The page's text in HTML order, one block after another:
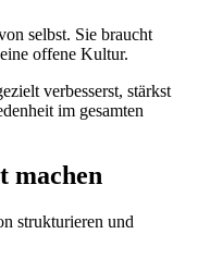
selbst. Sie braucht
offene Kultur.
verbesserst, stärkst
im gesamten
machen
strukturieren und